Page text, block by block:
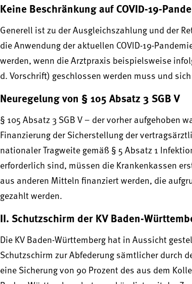
Keine Beschränkung auf COVID-19-
Generell ist zu der Ausgleichszahlung und der
die Anwendung der aktuellen COVID-19-
werden, wenn die Arztpraxis beispielsweise
d. Vorschrift) geschlossen werden muss und
Neuregelung von § 105 Absatz 3 SGB V
§ 105 Absatz 3 SGB V – der vorher aufgehoben
Finanzierung der Sicherstellung der
nationaler Tragweite gemäß § 5 Absatz 1
erforderlich sind, müssen die Krankenkassen
aus anderen Mitteln finanziert werden, die
gezahlt werden.
II. Schutzschirm der KV Baden-
Die KV Baden-Württemberg hat in Aussicht
Schutzschirm zur Abfederung sämtlicher durch
eine Sicherung von 90 Prozent des aus dem